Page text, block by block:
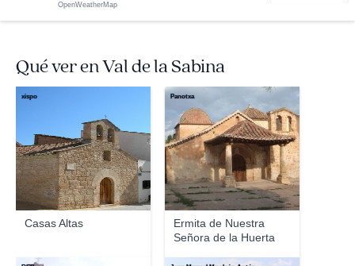
OpenWeatherMap
Qué ver en Val de la Sabina
Casas Altas
xispo
Ermita de Nuestra
Señora de la Huerta
Panotxa